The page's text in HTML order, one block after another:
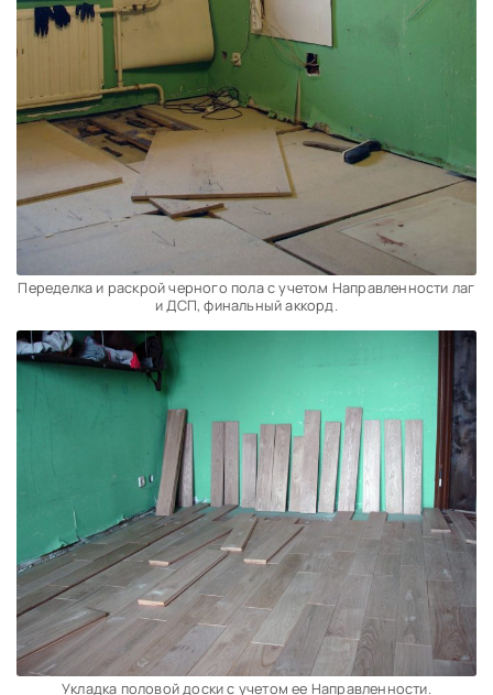
Переделка и раскрой черного пола с учетом Направленности лаг
и ДСП, финальный аккорд.
Укладка половой доски с учетом ее Направленности.